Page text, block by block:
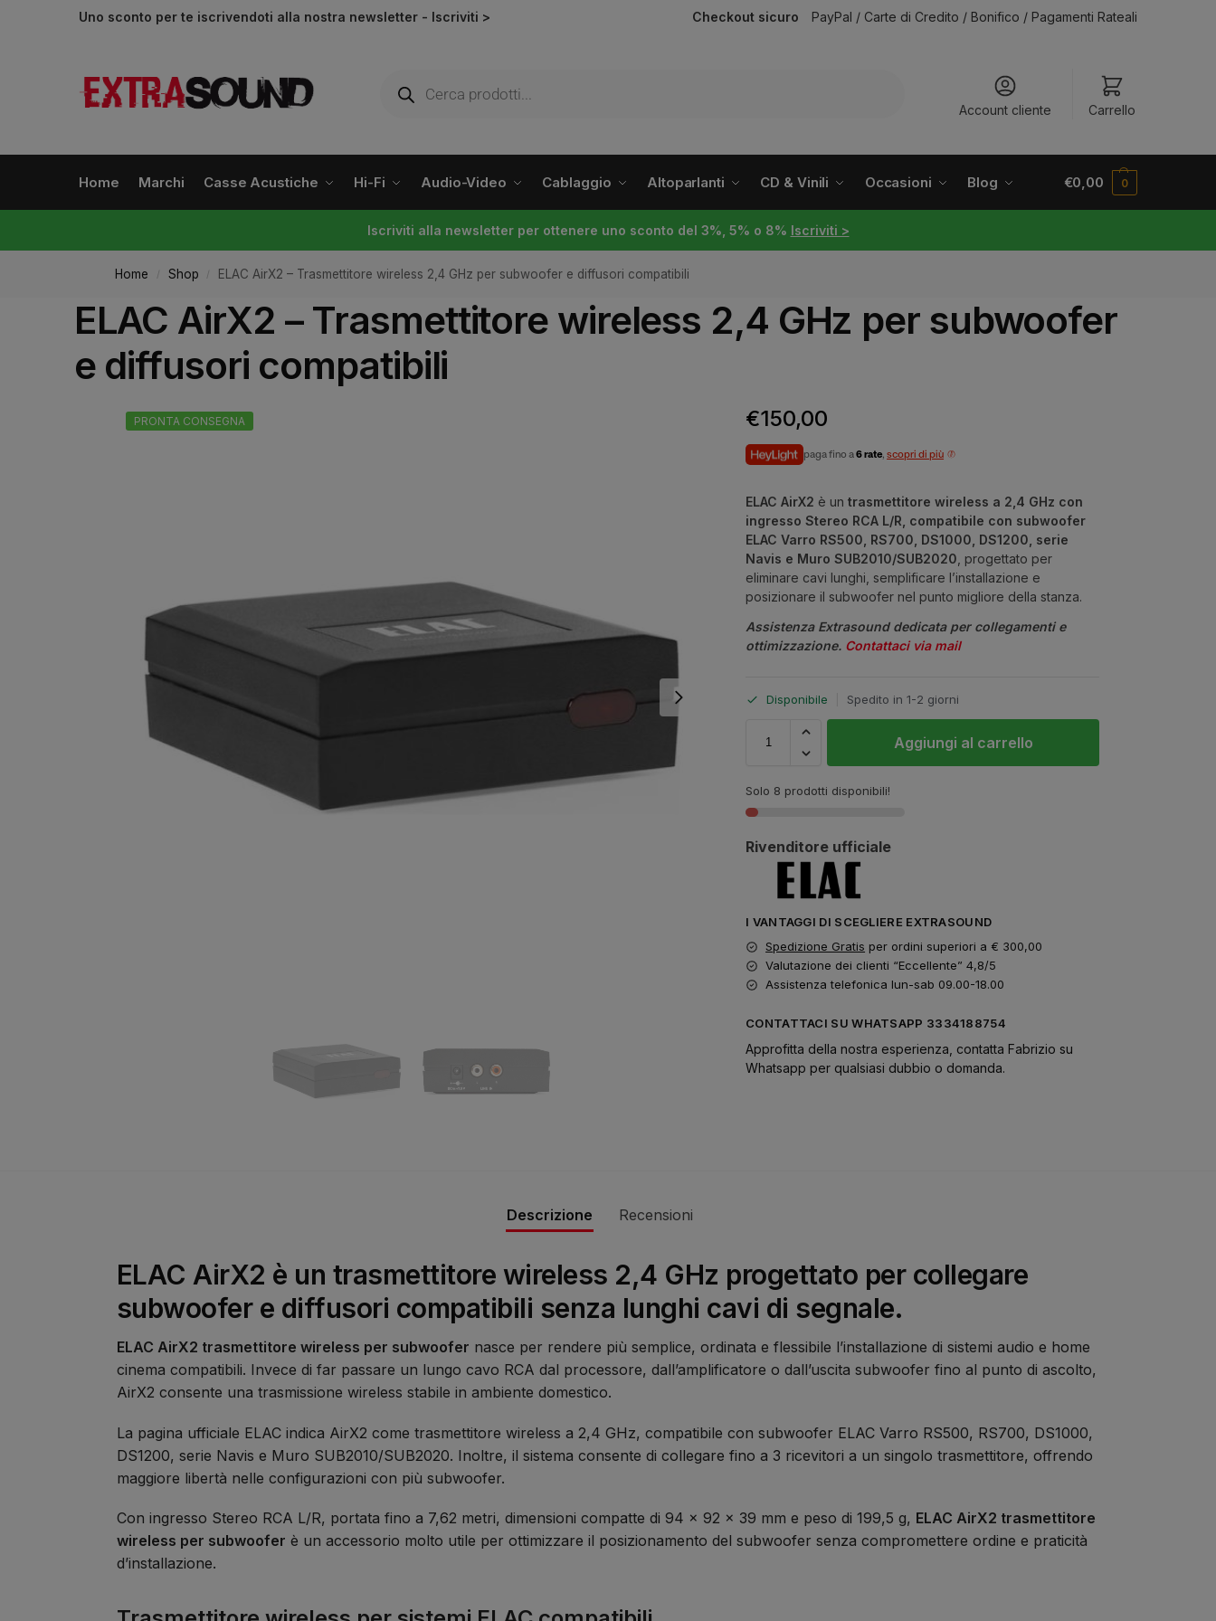
Uno sconto per te iscrivendoti alla nostra newsletter - Iscriviti > Checkout sicuro PayPal / Carte di Credito / Bonifico / Pagamenti Rateali
Account cliente Carrello
Home Marchi Casse Acustiche Hi-Fi Audio-Video Cablaggio Altoparlanti CD & Vinili Occasioni Blog €0,00 0
Iscriviti alla newsletter per ottenere uno sconto del 3%, 5% o 8% Iscriviti >
Home / Shop / ELAC AirX2 – Trasmettitore wireless 2,4 GHz per subwoofer e diffusori compatibili
ELAC AirX2 – Trasmettitore wireless 2,4 GHz per subwoofer
e diffusori compatibili
PRONTA CONSEGNA €150,00
paga fino a6 rate,scopri di più
ELAC AirX2 è untrasmettitore wireless a 2,4 GHz con
ingresso Stereo RCA L/R, compatibile con subwoofer
ELAC Varro RS500, RS700, DS1000, DS1200, serie
Navis e Muro SUB2010/SUB2020 , progettato per
eliminare cavi lunghi, semplificare l’installazione e
posizionare il subwoofer nel punto migliore della stanza.
Assistenza Extrasound dedicata per collegamenti e
ottimizzazione. Contattaci via mail
Disponibile Spedito in 1-2 giorni
Aggiungi al carrello
Solo 8 prodotti disponibili!
Rivenditore ufficiale
I VANTAGGI DI SCEGLIERE EXTRASOUND
Spedizione Gratis per ordini superiori a € 300,00
Valutazione dei clienti “Eccellente” 4,8/5
Assistenza telefonica lun-sab 09.00-18.00
CONTATTACI SU WHATSAPP 3334188754
Approfitta della nostra esperienza, contatta Fabrizio su
Whatsapp per qualsiasi dubbio o domanda.
Descrizione Recensioni
ELAC AirX2 è un trasmettitore wireless 2,4 GHz progettato per collegare
subwoofer e diffusori compatibili senza lunghi cavi di segnale.
ELAC AirX2 trasmettitore wireless per subwoofer nasce per rendere più semplice, ordinata e flessibile l’installazione di sistemi audio e home
cinema compatibili. Invece di far passare un lungo cavo RCA dal processore, dall’amplificatore o dall’uscita subwoofer fino al punto di ascolto,
AirX2 consente una trasmissione wireless stabile in ambiente domestico.
La pagina ufficiale ELAC indica AirX2 come trasmettitore wireless a 2,4 GHz, compatibile con subwoofer ELAC Varro RS500, RS700, DS1000,
DS1200, serie Navis e Muro SUB2010/SUB2020. Inoltre, il sistema consente di collegare fino a 3 ricevitori a un singolo trasmettitore, offrendo
maggiore libertà nelle configurazioni con più subwoofer.
Con ingresso Stereo RCA L/R, portata fino a 7,62 metri, dimensioni compatte di 94 x 92 x 39 mm e peso di 199,5 g, ELAC AirX2 trasmettitore
wireless per subwoofer è un accessorio molto utile per ottimizzare il posizionamento del subwoofer senza compromettere ordine e praticità
d’installazione.